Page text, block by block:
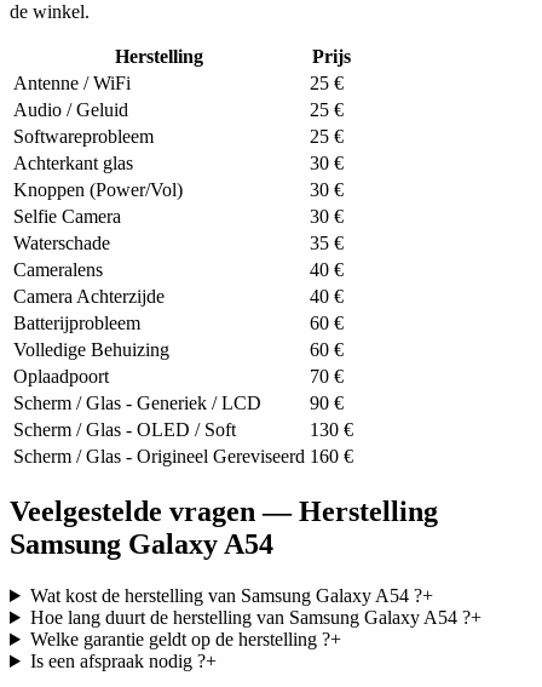
de winkel.
Herstelling
Prijs
Antenne / WiFi
25 €
Audio / Geluid
25 €
Softwareprobleem
25 €
Achterkant glas
30 €
Knoppen (Power/Vol)
30 €
Selfie Camera
30 €
Waterschade
35 €
Cameralens
40 €
Camera Achterzijde
40 €
Batterijprobleem
60 €
Volledige Behuizing
60 €
Oplaadpoort
70 €
Scherm / Glas - Generiek / LCD
90 €
Scherm / Glas - OLED / Soft
130 €
Scherm / Glas - Origineel Gereviseerd 160 €
Veelgestelde vragen — Herstelling
Samsung Galaxy A54
Wat kost de herstelling van Samsung Galaxy A54 ?+
Hoe lang duurt de herstelling van Samsung Galaxy A54 ?+
Welke garantie geldt op de herstelling ?+
Is een afspraak nodig ?+